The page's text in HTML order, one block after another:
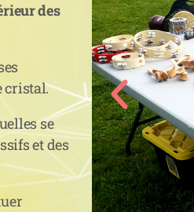
des
cristal.
se
et des